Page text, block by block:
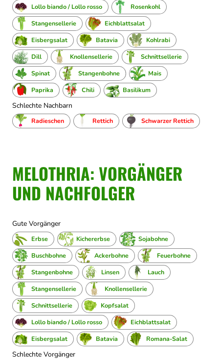
Lollo biando / Lollo rosso
Rosenkohl
Stangensellerie
Eichblattsalat
Eisbergsalat
Batavia
Kohlrabi
Dill
Knollensellerie
Schnittsellerie
Spinat
Stangenbohne
Mais
Paprika
Chili Basilikum
Schlechte Nachbarn
Radieschen Rettich Schwarzer Rettich
MELOTHRIA: VORGÄNGER
UND NACHFOLGER
Gute Vorgänger
Erbse Kichererbse
Sojabohne
Buschbohne
Ackerbohne
Feuerbohne
Stangenbohne
Linsen
Lauch
Stangensellerie
Knollensellerie
Schnittsellerie
Kopfsalat
Lollo biando / Lollo rosso
Eichblattsalat
Eisbergsalat
Batavia Romana-Salat
Schlechte Vorgänger